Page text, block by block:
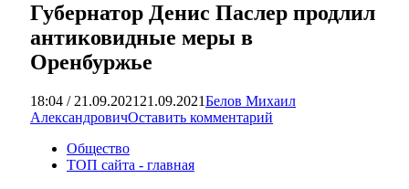
Губернатор Денис Паслер продлил
антиковидные меры в
Оренбуржье
18:04 / 21.09.2021 21.09.2021Белов Михаил
АлександровичОставить комментарий
Общество
ТОП сайта - главная